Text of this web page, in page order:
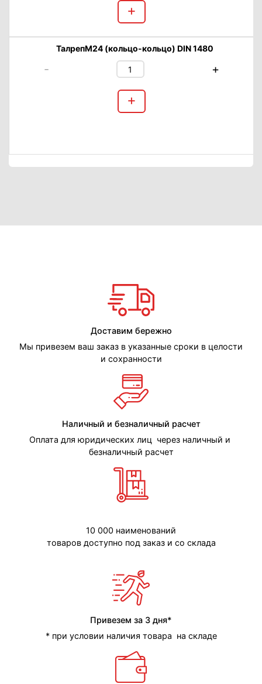
+
ТалрепМ24 (кольцо-кольцо) DIN 1480
- +
+
Доставим бережно
Мы привезем ваш заказ в указанные сроки в целости
и сохранности
Наличный и безналичный расчет
Оплата для юридических лиц через наличный и
безналичный расчет
10 000 наименований
товаров доступно под заказ и со склада
Привезем за 3 дня*
* при условии наличия товара на складе